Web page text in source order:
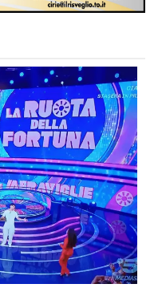
AUTORE